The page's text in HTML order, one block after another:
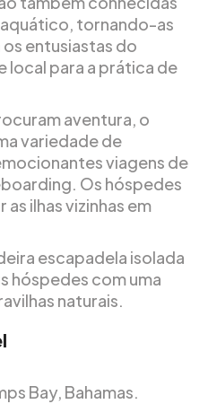
tornando-as
entusiastas do
local para a prática de
aventura, o
variedade de
viagens de
Os hóspedes
ilhas vizinhas em
escapadela isolada
hóspedes com uma
naturais.
Bay, Bahamas.